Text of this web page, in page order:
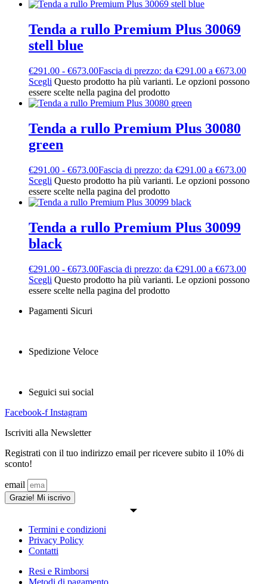
Tenda a rullo Premium Plus 30069
stell blue
€291.00 - €673.00Fascia di prezzo: da €291.00 a €673.00
Scegli Questo prodotto ha più varianti. Le opzioni possono
essere scelte nella pagina del prodotto
Tenda a rullo Premium Plus 30080
green
€291.00 - €673.00Fascia di prezzo: da €291.00 a €673.00
Scegli Questo prodotto ha più varianti. Le opzioni possono
essere scelte nella pagina del prodotto
Tenda a rullo Premium Plus 30099
black
€291.00 - €673.00Fascia di prezzo: da €291.00 a €673.00
Scegli Questo prodotto ha più varianti. Le opzioni possono
essere scelte nella pagina del prodotto
Pagamenti Sicuri
Spedizione Veloce
Seguici sui social
Facebook-f Instagram
Iscriviti alla Newsletter
Registrati con il tuo indirizzo email per ricevere subito il 10% di
sconto!
email
Grazie! Mi iscrivo
Termini e condizioni
Privacy Policy
Contatti
Resi e Rimborsi
Metodi di pagamento